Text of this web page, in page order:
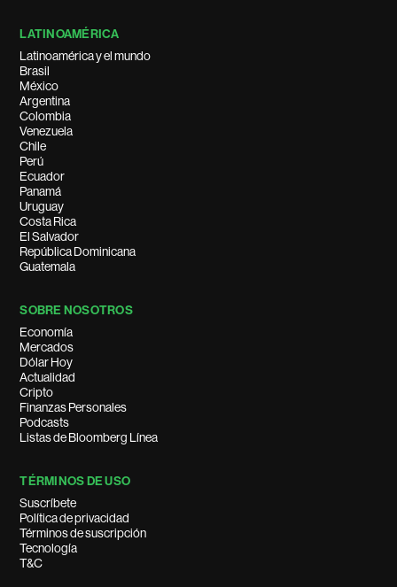
LATINOAMÉRICA
Latinoamérica y el mundo
Brasil
México
Argentina
Colombia
Venezuela
Chile
Perú
Ecuador
Panamá
Uruguay
Costa Rica
El Salvador
República Dominicana
Guatemala
SOBRE NOSOTROS
Economía
Mercados
Dólar Hoy
Actualidad
Cripto
Finanzas Personales
Podcasts
Listas de Bloomberg Línea
TÉRMINOS DE USO
Suscríbete
Política de privacidad
Términos de suscripción
Tecnología
T&C